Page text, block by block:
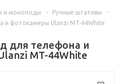
и моноподы - Ручные штативы
-
и фотокамеры Ulanzi MT-44White
для телефона и
MT-44White